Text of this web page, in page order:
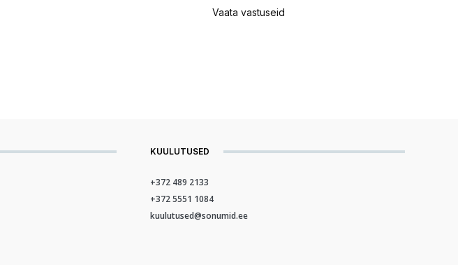
Vaata vastuseid
KUULUTUSED
+372 489 2133
+372 5551 1084
kuulutused@sonumid.ee